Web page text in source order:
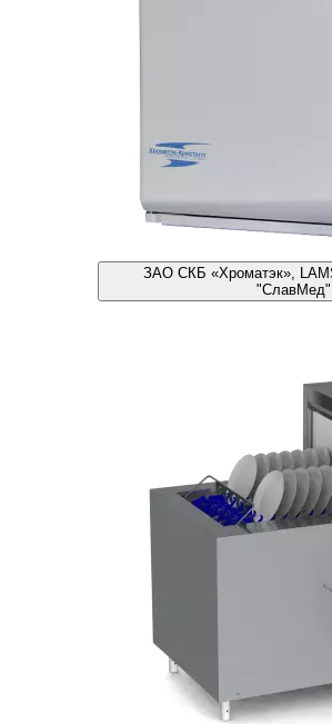
ЗАО СКБ «Хроматэк»,
"СлавМед"